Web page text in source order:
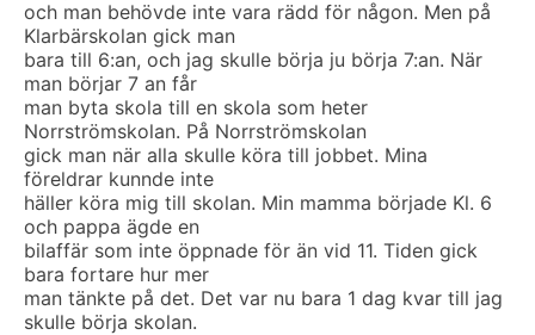
och man behövde inte vara rädd för någon. Men på
Klarbärskolan gick man
bara till 6:an, och jag skulle börja ju börja 7:an. När
man börjar 7 an får
man byta skola till en skola som heter
Norrströmskolan. På Norrströmskolan
gick man när alla skulle köra till jobbet. Mina
föreldrar kunnde inte
häller köra mig till skolan. Min mamma började Kl. 6
och pappa ägde en
bilaffär som inte öppnade för än vid 11. Tiden gick
bara fortare hur mer
man tänkte på det. Det var nu bara 1 dag kvar till jag
skulle börja skolan.